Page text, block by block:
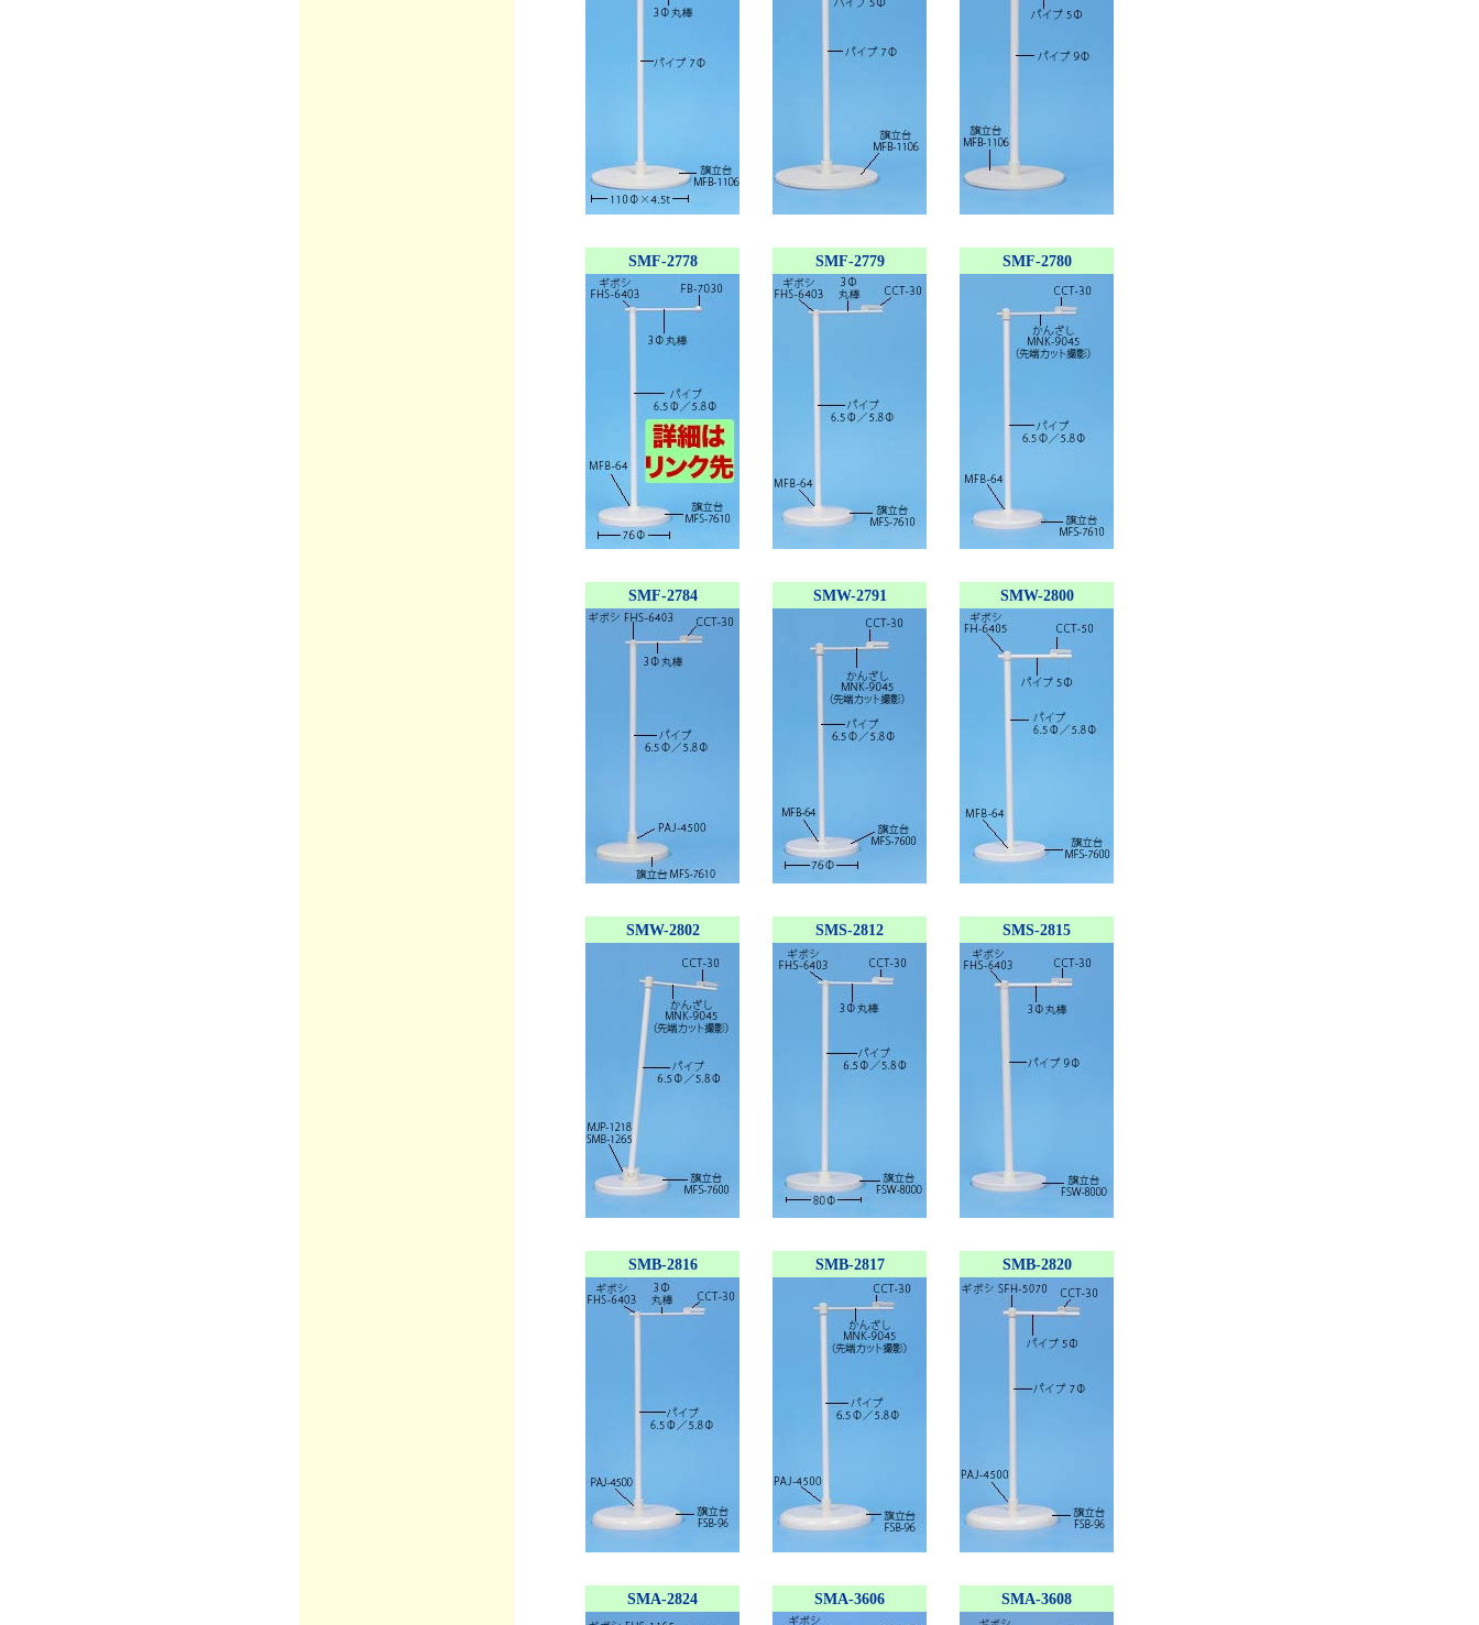
SMF-2778 SMF-2779 SMF-2780
SMF-2784 SMW-2791 SMW-2800
SMW-2802 SMS-2812 SMS-2815
SMB-2816 SMB-2817 SMB-2820
SMA-2824 SMA-3606 SMA-3608